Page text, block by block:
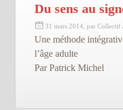
Du sens au
31 mars 2014, par Collectif
Une méthode
l’âge adulte
Par Patrick Michel